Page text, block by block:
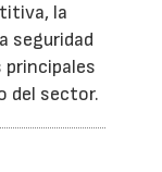
la
seguridad
del sector.